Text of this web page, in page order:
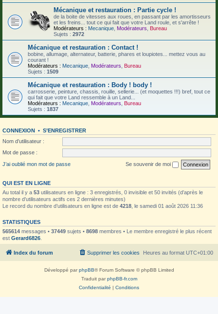
Mécanique et restauration : Partie cycle !
de la boite de vitesses aux roues, en passant par les amortisseurs
et les freins... tout ce qui fait que votre Land roule, et s'arrête !
Modérateurs : Mecanique Modérateurs
Bureau
Sujets : 2972
Mécanique et restauration : Contact !
bobine, allumage, alternateur, batterie, phares et loupiotes... mettez vous au
courant !
Modérateurs : Mecanique Modérateurs
Bureau
Sujets : 1509
Mécanique et restauration : Body ! body !
carrosserie, peinture, chassis, rouille, sellerie... (et moquettes !!!) bref, tout ce
qui fait que votre Land ressemble à un Land...
Modérateurs : Mecanique Modérateurs
Bureau
Sujets : 1837
CONNEXION • S’ENREGISTRER
Nom d’utilisateur :
Mot de passe :
J’ai oublié mon mot de passe
Se souvenir de moi
QUI EST EN LIGNE
Au total il y a 53 utilisateurs en ligne : 3 enregistrés, 0 invisible et 50 invités (d’après le
nombre d’utilisateurs actifs ces 2 dernières minutes)
Le record du nombre d’utilisateurs en ligne est de 4218 , le samedi 01 août 2026 11:36
STATISTIQUES
565614 messages • 37449 sujets • 8698 membres • Le membre enregistré le plus récent
est Gerard6826
Index du forum Heures au format UTC+01:00
Supprimer les cookies
Développé parphpBB® Forum Software © phpBB Limited
Traduit parphpBB-fr.com
Confidentialité | Conditions